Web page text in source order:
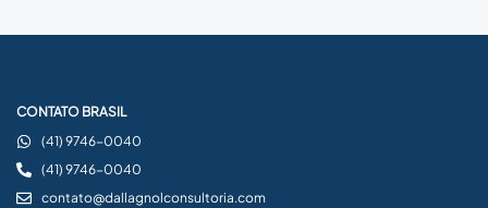
CONTATO BRASIL
(41) 9746-0040
(41) 9746-0040
contato@dallagnolconsultoria.com